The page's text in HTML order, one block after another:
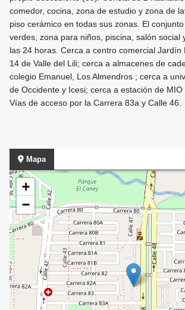
comedor, cocina, zona de estudio y zona de
piso cerámico en todas sus zonas. El
verdes, zona para niños, piscina, salón social
las 24 horas. Cerca a centro comercial Jardín
14 de Valle del Lili; cerca a almacenes de
colegio Emanuel, Los Almendros ; cerca a
de Occidente y Icesi; cerca a estación de
Vías de acceso por la Carrera 83a y Calle 46.
Mapa
+
−